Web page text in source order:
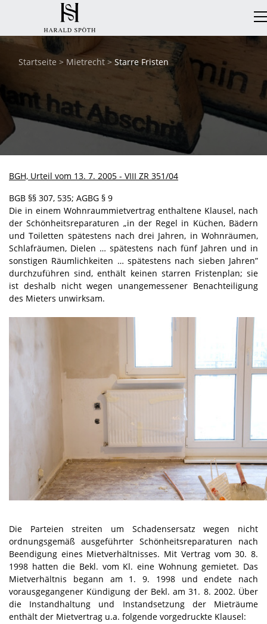
Startseite > Mietrecht> Starre Fristen
BGH, Urteil vom 13. 7. 2005 - VIII ZR 351/04
BGB §§ 307, 535; AGBG § 9
Die in einem Wohnraummietvertrag enthaltene Klausel, nach
der Schönheitsreparaturen „in der Regel in Küchen, Bädern
und Toiletten spätestens nach drei Jahren, in Wohnräumen,
Schlafräumen, Dielen … spätestens nach fünf Jahren und in
sonstigen Räumlichkeiten … spätestens nach sieben Jahren”
durchzuführen sind, enthält keinen starren Fristenplan; sie
ist deshalb nicht wegen unangemessener Benachteiligung
des Mieters unwirksam.
Die Parteien streiten um Schadensersatz wegen nicht
ordnungsgemäß ausgeführter Schönheitsreparaturen nach
Beendigung eines Mietverhältnisses. Mit Vertrag vom 30. 8.
1998 hatten die Bekl. vom Kl. eine Wohnung gemietet. Das
Mietverhältnis begann am 1. 9. 1998 und endete nach
vorausgegangener Kündigung der Bekl. am 31. 8. 2002. Über
die Instandhaltung und Instandsetzung der Mieträume
enthält der Mietvertrag u.a. folgende vorgedruckte Klausel: